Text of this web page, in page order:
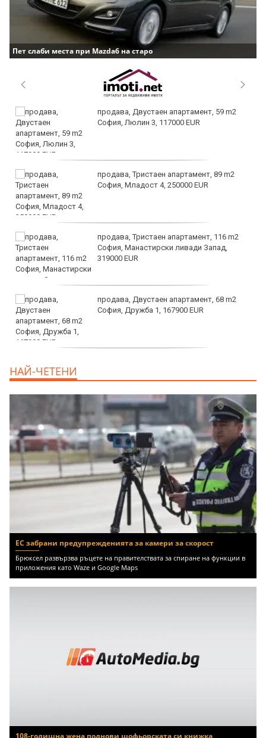
Пет слаби места при Mazda6 на старо
продава, Двустаен апартамент, 59 m2
София, Люлин 3, 117000 EUR
продава, Тристаен апартамент, 89 m2
София, Младост 4, 250000 EUR
продава, Тристаен апартамент, 116 m2
София, Манастирски ливади Запад,
319000 EUR
продава, Двустаен апартамент, 68 m2
София, Дружба 1, 167900 EUR
НАЙ-ЧЕТЕНИ
ЕС забрани предупрежденията за камери за скорост
Брюксел развързва ръцете на правителствата за спиране на функции в
приложения като Waze и Google Maps
108-годишна жена поднови шофьорската си книжка